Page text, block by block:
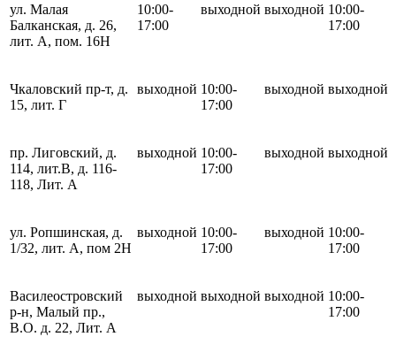
ул. Малая
Балканская, д. 26,
лит. А, пом. 16Н
10:00-
17:00
выходной выходной 10:00-
17:00
Чкаловский пр-т, д.
15, лит. Г
выходной 10:00-
17:00
выходной выходной
пр. Лиговский, д.
114, лит.В, д. 116-
118, Лит. А
выходной 10:00-
17:00
выходной выходной
ул. Ропшинская, д.
1/32, лит. А, пом 2Н
выходной 10:00-
17:00
выходной 10:00-
17:00
Василеостровский
р-н, Малый пр.,
В.О. д. 22, Лит. А
выходной выходной выходной 10:00-
17:00